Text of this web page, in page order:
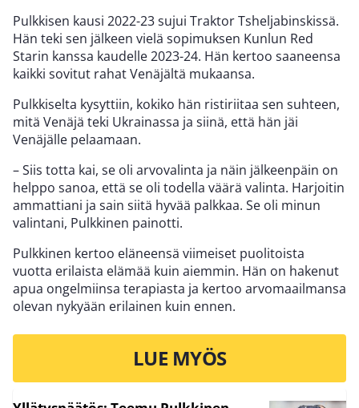
Pulkkisen kausi 2022-23 sujui Traktor Tsheljabinskissä.
Hän teki sen jälkeen vielä sopimuksen Kunlun Red
Starin kanssa kaudelle 2023-24. Hän kertoo saaneensa
kaikki sovitut rahat Venäjältä mukaansa.
Pulkkiselta kysyttiin, kokiko hän ristiriitaa sen suhteen,
mitä Venäjä teki Ukrainassa ja siinä, että hän jäi
Venäjälle pelaamaan.
– Siis totta kai, se oli arvovalinta ja näin jälkeenpäin on
helppo sanoa, että se oli todella väärä valinta. Harjoitin
ammattiani ja sain siitä hyvää palkkaa. Se oli minun
valintani, Pulkkinen painotti.
Pulkkinen kertoo eläneensä viimeiset puolitoista
vuotta erilaista elämää kuin aiemmin. Hän on hakenut
apua ongelmiinsa terapiasta ja kertoo arvomaailmansa
olevan nykyään erilainen kuin ennen.
LUE MYÖS